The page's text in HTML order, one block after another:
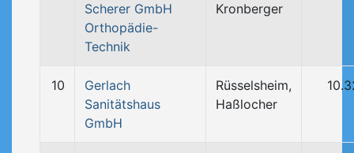
Scherer GmbH
Orthopädie-
Technik
Kronberger
10
Gerlach
Sanitätshaus
GmbH
Rüsselsheim,
Haßlocher